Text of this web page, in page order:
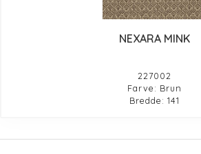
NEXARA MINK
227002
Farve: Brun
Bredde: 141